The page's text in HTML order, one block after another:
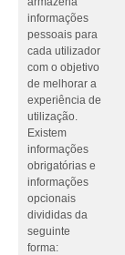
informações
pessoais para
cada utilizador
com o objetivo
de melhorar a
experiência de
utilização.
Existem
informações
obrigatórias e
informações
opcionais
divididas da
seguinte
forma: